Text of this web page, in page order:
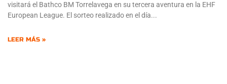
visitará el Bathco BM Torrelavega en su tercera aventura en la EHF
European League. El sorteo realizado en el día
LEER MÁS »